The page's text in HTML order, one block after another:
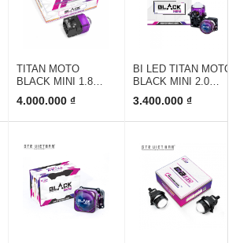
TITAN MOTO
BLACK MINI 1.8
LASER
4.000.000 ₫
BI LED TITAN MOTO
BLACK MINI 2.0
INCH
3.400.000 ₫